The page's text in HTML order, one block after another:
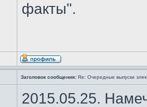
факты".
Заголовок сообщения: Re: Очередные выпуски
2015.05.25.